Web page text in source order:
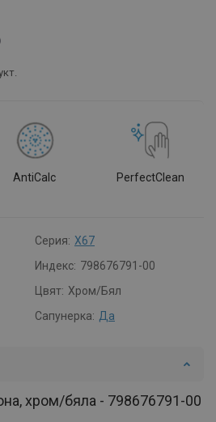
AntiCalc PerfectClean
Серия: X67
Индекс: 798676791-00
Цвят: Хром/Бял
Сапунерка: Да
хром/бяла - 798676791-00